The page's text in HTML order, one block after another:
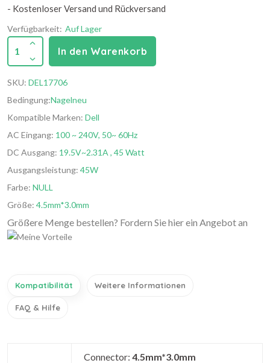
- Kostenloser Versand und Rückversand
Verfügbarkeit: Auf Lager
1 In den Warenkorb
SKU: DEL17706
Bedingung:Nagelneu
Kompatible Marken: Dell
AC Eingang: 100 ~ 240V, 50~ 60Hz
DC Ausgang: 19.5V~2.31A , 45 Watt
Ausgangsleistung: 45W
Farbe: NULL
Größe: 4.5mm*3.0mm
Größere Menge bestellen? Fordern Sie hier ein Angebot an
Kompatibilität Weitere Informationen
FAQ & Hilfe
Connector: 4.5mm*3.0mm